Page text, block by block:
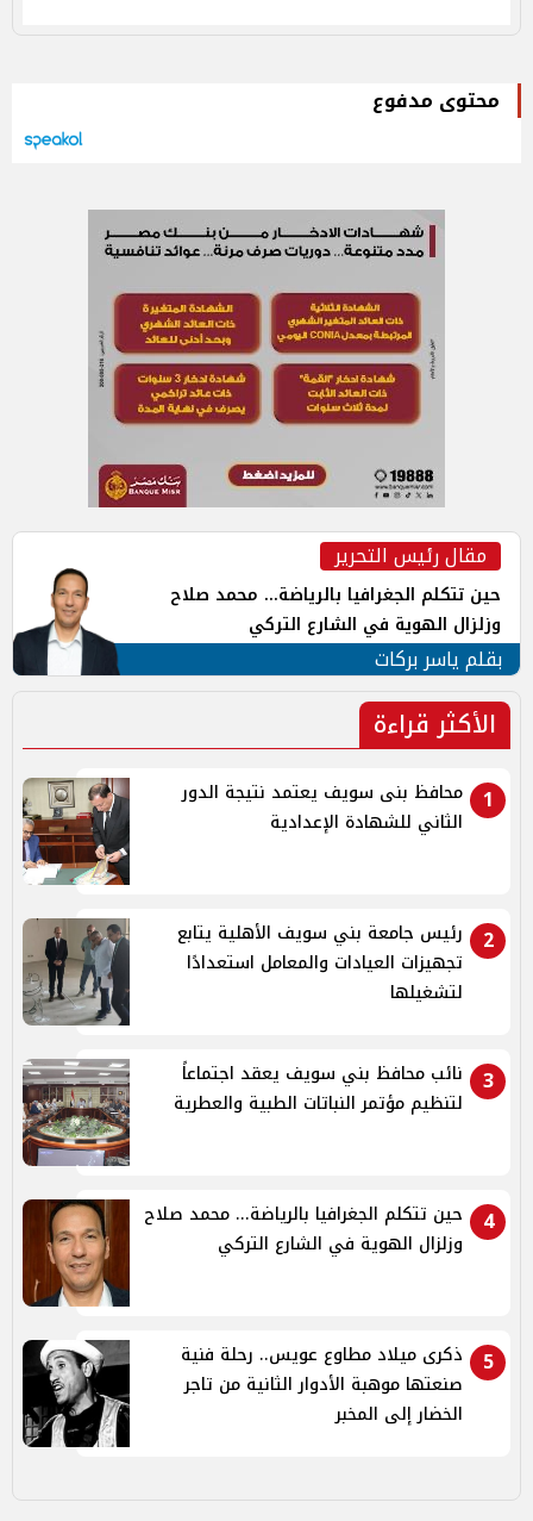
محتوى مدفوع
مقال رئيس التحرير
حين تتكلم الجغرافيا بالرياضة... محمد صلاح
وزلزال الهوية في الشارع التركي
بقلم ياسر بركات
الأكثر قراءة
1
محافظ بنى سويف يعتمد نتيجة الدور
الثاني للشهادة الإعدادية
2
رئيس جامعة بني سويف الأهلية يتابع
تجهيزات العيادات والمعامل استعدادًا
لتشغيلها
3
نائب محافظ بني سويف يعقد اجتماعاً
لتنظيم مؤتمر النباتات الطبية والعطرية
4
حين تتكلم الجغرافيا بالرياضة... محمد صلاح
وزلزال الهوية في الشارع التركي
5
ذكرى ميلاد مطاوع عويس.. رحلة فنية
صنعتها موهبة الأدوار الثانية من تاجر
الخضار إلى المخبر